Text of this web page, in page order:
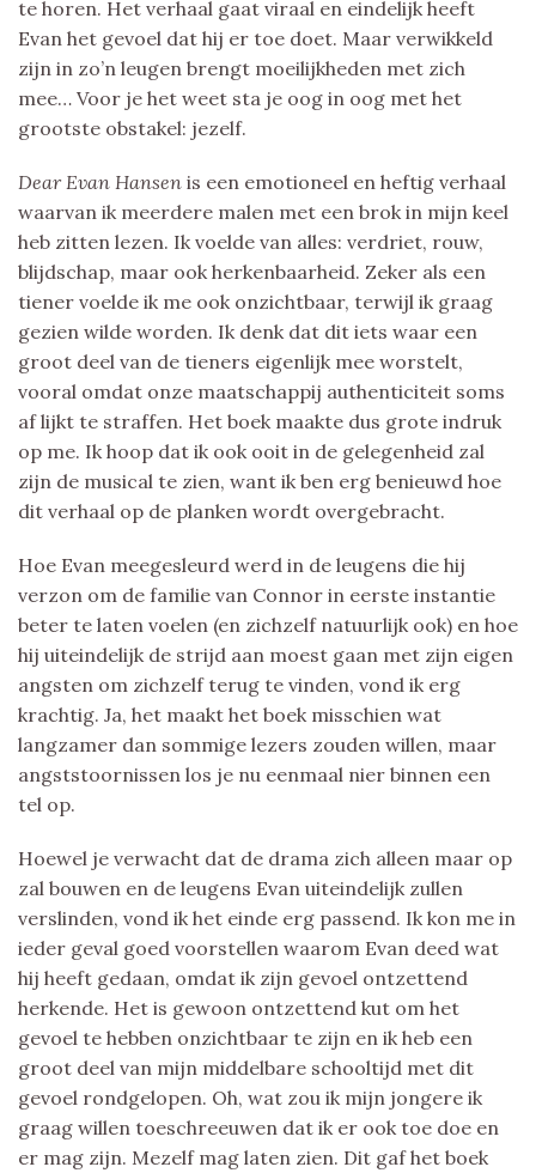
te horen. Het verhaal gaat viraal en eindelijk heeft
Evan het gevoel dat hij er toe doet. Maar verwikkeld
zijn in zo’n leugen brengt moeilijkheden met zich
mee… Voor je het weet sta je oog in oog met het
grootste obstakel: jezelf.
Dear Evan Hansen is een emotioneel en heftig verhaal
waarvan ik meerdere malen met een brok in mijn keel
heb zitten lezen. Ik voelde van alles: verdriet, rouw,
blijdschap, maar ook herkenbaarheid. Zeker als een
tiener voelde ik me ook onzichtbaar, terwijl ik graag
gezien wilde worden. Ik denk dat dit iets waar een
groot deel van de tieners eigenlijk mee worstelt,
vooral omdat onze maatschappij authenticiteit soms
af lijkt te straffen. Het boek maakte dus grote indruk
op me. Ik hoop dat ik ook ooit in de gelegenheid zal
zijn de musical te zien, want ik ben erg benieuwd hoe
dit verhaal op de planken wordt overgebracht.
Hoe Evan meegesleurd werd in de leugens die hij
verzon om de familie van Connor in eerste instantie
beter te laten voelen (en zichzelf natuurlijk ook) en hoe
hij uiteindelijk de strijd aan moest gaan met zijn eigen
angsten om zichzelf terug te vinden, vond ik erg
krachtig. Ja, het maakt het boek misschien wat
langzamer dan sommige lezers zouden willen, maar
angststoornissen los je nu eenmaal nier binnen een
tel op.
Hoewel je verwacht dat de drama zich alleen maar op
zal bouwen en de leugens Evan uiteindelijk zullen
verslinden, vond ik het einde erg passend. Ik kon me in
ieder geval goed voorstellen waarom Evan deed wat
hij heeft gedaan, omdat ik zijn gevoel ontzettend
herkende. Het is gewoon ontzettend kut om het
gevoel te hebben onzichtbaar te zijn en ik heb een
groot deel van mijn middelbare schooltijd met dit
gevoel rondgelopen. Oh, wat zou ik mijn jongere ik
graag willen toeschreeuwen dat ik er ook toe doe en
er mag zijn. Mezelf mag laten zien. Dit gaf het boek